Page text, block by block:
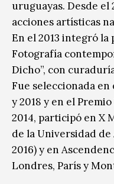
uruguayas. Desde
acciones artísticas
En el 2013 integró
Fotografía
Dicho”, con
Fue seleccionada en
y 2018 y en el
2014, participó en X
de la Universidad de
2016) y en
Londres, París y